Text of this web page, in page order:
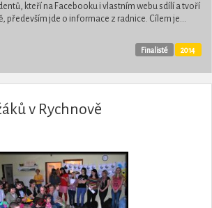
kteří na Facebooku i vlastním webu sdílí a tvoří
především jde o informace z radnice. Cílem je...
2014
Finalisté
v Rychnově